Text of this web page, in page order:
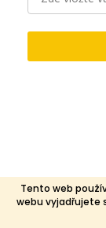
Tento web
webu vyjadřujete